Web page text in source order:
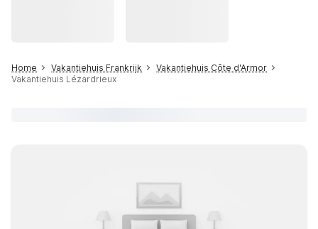
Home Vakantiehuis Frankrijk
Vakantiehuis Côte d'Armor
Vakantiehuis Lézardrieux